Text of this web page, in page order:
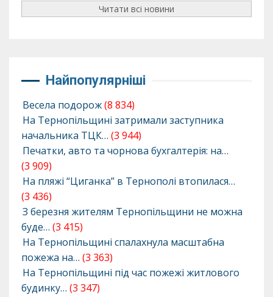
Читати всі новини
Найпопулярніші
Весела подорож(8 834)
На Тернопільщині затримали заступника
начальника ТЦК… (3 944)
Печатки, авто та чорнова бухгалтерія: на…
(3 909)
На пляжі “Циганка” в Тернополі втопилася…
(3 436)
З березня жителям Тернопільщини не можна
буде… (3 415)
На Тернопільщині спалахнула масштабна
пожежа на… (3 363)
На Тернопільщині під час пожежі житлового
будинку… (3 347)